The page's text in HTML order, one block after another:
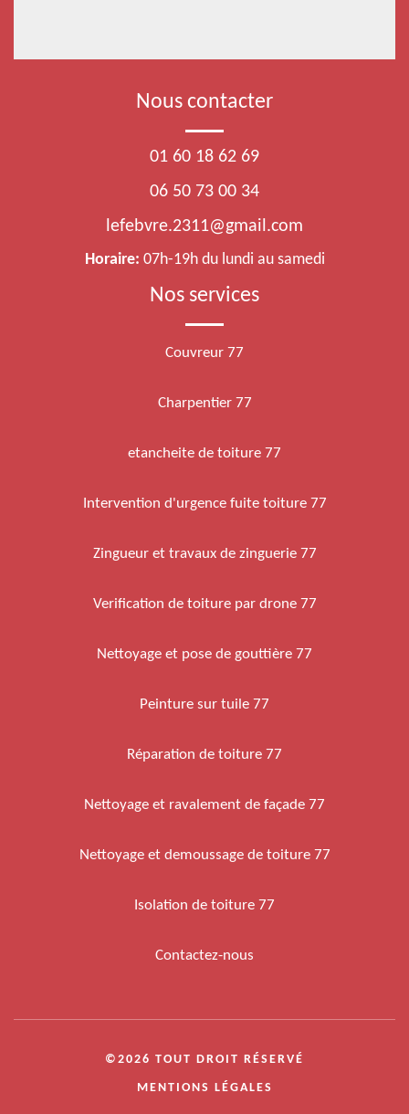
Nous contacter
01 60 18 62 69
06 50 73 00 34
lefebvre.2311@gmail.com
Horaire: 07h-19h du lundi au samedi
Nos services
Couvreur 77
Charpentier 77
etancheite de toiture 77
Intervention d'urgence fuite toiture 77
Zingueur et travaux de zinguerie 77
Verification de toiture par drone 77
Nettoyage et pose de gouttière 77
Peinture sur tuile 77
Réparation de toiture 77
Nettoyage et ravalement de façade 77
Nettoyage et demoussage de toiture 77
Isolation de toiture 77
Contactez-nous
©2026 TOUT DROIT RÉSERVÉ
MENTIONS LÉGALES